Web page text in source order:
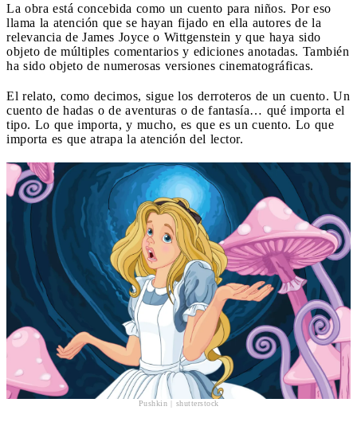
La obra está concebida como un cuento para niños. Por eso
llama la atención que se hayan fijado en ella autores de la
relevancia de James Joyce o Wittgenstein y que haya sido
objeto de múltiples comentarios y ediciones anotadas. También
ha sido objeto de numerosas versiones cinematográficas.
El relato, como decimos, sigue los derroteros de un cuento. Un
cuento de hadas o de aventuras o de fantasía… qué importa el
tipo. Lo que importa, y mucho, es que es un cuento. Lo que
importa es que atrapa la atención del lector.
Pushkin | shutterstock